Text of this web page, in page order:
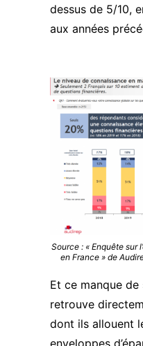
dessus de 5/10,
aux années
Source : « Enquête sur
en France » de
Et ce manque
retrouve
dont ils allouent